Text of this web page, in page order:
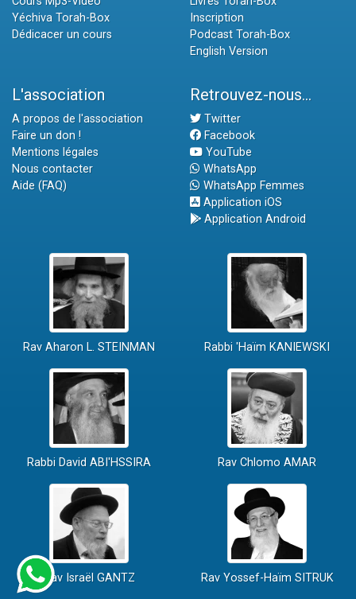
Yéchiva Torah-Box
Dédicacer un cours
Inscription
Podcast Torah-Box
English Version
L'association
A propos de l'association
Faire un don !
Mentions légales
Nous contacter
Aide (FAQ)
Retrouvez-nous...
Twitter
Facebook
YouTube
WhatsApp
WhatsApp Femmes
Application iOS
Application Android
Rav Aharon L. STEINMAN Rabbi 'Haïm KANIEWSKI
Rabbi David ABI'HSSIRA Rav Chlomo AMAR
Rav Israël GANTZ Rav Yossef-Haïm SITRUK